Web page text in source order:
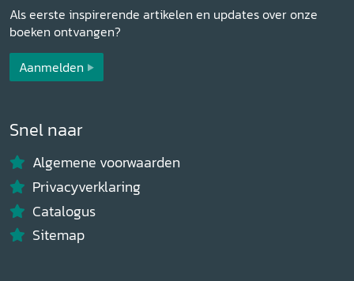
Als eerste inspirerende artikelen en updates over onze
boeken ontvangen?
Aanmelden
Snel naar
Algemene voorwaarden
Privacyverklaring
Catalogus
Sitemap